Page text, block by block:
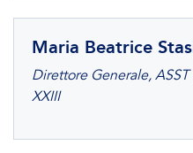
Maria Beatrice
Direttore Generale,
XXIII